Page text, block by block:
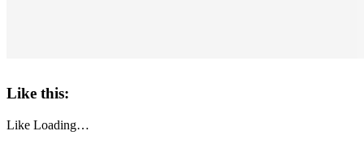
Like this:
Like Loading…